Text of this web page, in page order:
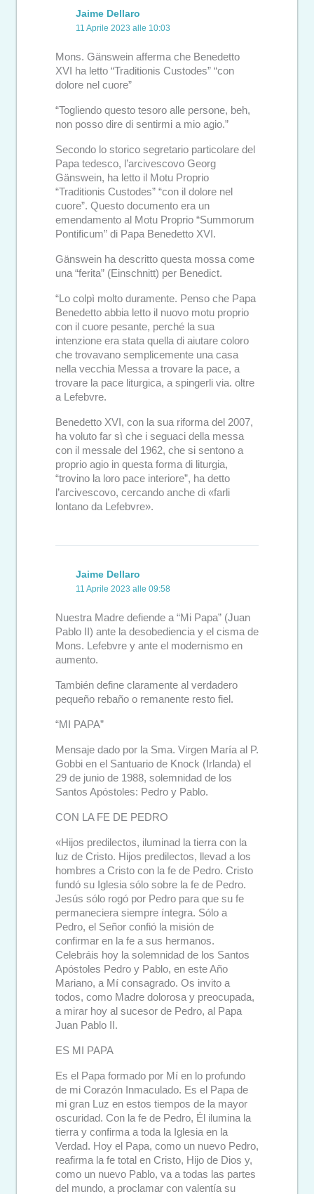
Jaime Dellaro
11 Aprile 2023 alle 10:03
Mons. Gänswein afferma che Benedetto
XVI ha letto “Traditionis Custodes” “con
dolore nel cuore”
“Togliendo questo tesoro alle persone, beh,
non posso dire di sentirmi a mio agio.”
Secondo lo storico segretario particolare del
Papa tedesco, l’arcivescovo Georg
Gänswein, ha letto il Motu Proprio
“Traditionis Custodes” “con il dolore nel
cuore”. Questo documento era un
emendamento al Motu Proprio “Summorum
Pontificum” di Papa Benedetto XVI.
Gänswein ha descritto questa mossa come
una “ferita” (Einschnitt) per Benedict.
“Lo colpì molto duramente. Penso che Papa
Benedetto abbia letto il nuovo motu proprio
con il cuore pesante, perché la sua
intenzione era stata quella di aiutare coloro
che trovavano semplicemente una casa
nella vecchia Messa a trovare la pace, a
trovare la pace liturgica, a spingerli via. oltre
a Lefebvre.
Benedetto XVI, con la sua riforma del 2007,
ha voluto far sì che i seguaci della messa
con il messale del 1962, che si sentono a
proprio agio in questa forma di liturgia,
“trovino la loro pace interiore”, ha detto
l’arcivescovo, cercando anche di «farli
lontano da Lefebvre».
Jaime Dellaro
11 Aprile 2023 alle 09:58
Nuestra Madre defiende a “Mi Papa” (Juan
Pablo II) ante la desobediencia y el cisma de
Mons. Lefebvre y ante el modernismo en
aumento.
También define claramente al verdadero
pequeño rebaño o remanente resto fiel.
“MI PAPA”
Mensaje dado por la Sma. Virgen María al P.
Gobbi en el Santuario de Knock (Irlanda) el
29 de junio de 1988, solemnidad de los
Santos Apóstoles: Pedro y Pablo.
CON LA FE DE PEDRO
«Hijos predilectos, iluminad la tierra con la
luz de Cristo. Hijos predilectos, llevad a los
hombres a Cristo con la fe de Pedro. Cristo
fundó su Iglesia sólo sobre la fe de Pedro.
Jesús sólo rogó por Pedro para que su fe
permaneciera siempre íntegra. Sólo a
Pedro, el Señor confió la misión de
confirmar en la fe a sus hermanos.
Celebráis hoy la solemnidad de los Santos
Apóstoles Pedro y Pablo, en este Año
Mariano, a Mí consagrado. Os invito a
todos, como Madre dolorosa y preocupada,
a mirar hoy al sucesor de Pedro, al Papa
Juan Pablo II.
ES MI PAPA
Es el Papa formado por Mí en lo profundo
de mi Corazón Inmaculado. Es el Papa de
mi gran Luz en estos tiempos de la mayor
oscuridad. Con la fe de Pedro, Él ilumina la
tierra y confirma a toda la Iglesia en la
Verdad. Hoy el Papa, como un nuevo Pedro,
reafirma la fe total en Cristo, Hijo de Dios y,
como un nuevo Pablo, va a todas las partes
del mundo, a proclamar con valentía su